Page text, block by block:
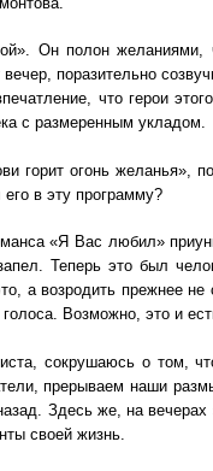
Он полон
поразительно
что герои
с размеренным укладом.
горит огонь желанья»,
в эту программу?
«Я Вас любил»
Теперь это был
а возродить прежнее
Возможно, это и
сокрушаюсь о том,
прерываем наши
Здесь же, на
своей жизнь.